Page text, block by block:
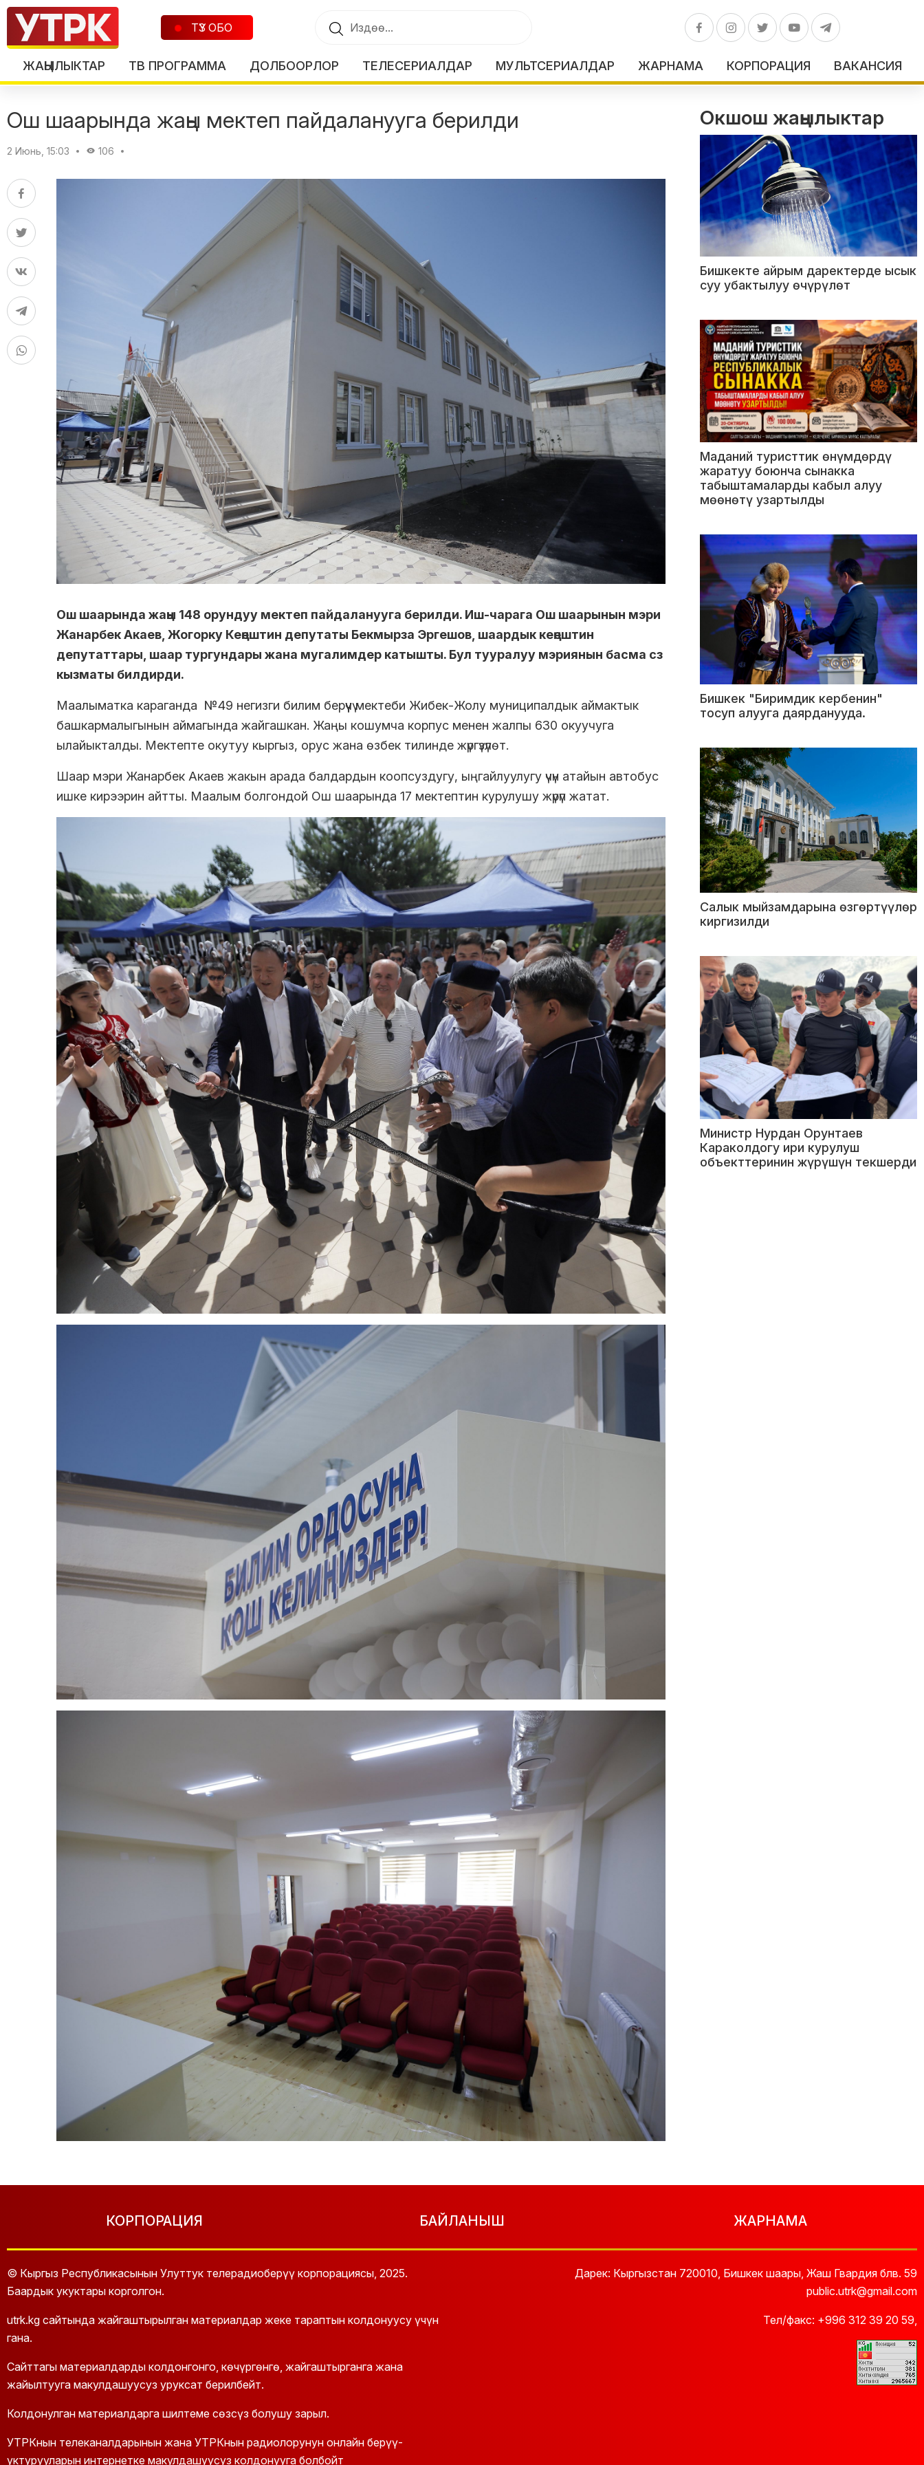
ТҮЗ ОБО
ЖАҢЫЛЫКТАР ТВ ПРОГРАММА ДОЛБООРЛОР ТЕЛЕСЕРИАЛДАР МУЛЬТСЕРИАЛДАР ЖАРНАМА КОРПОРАЦИЯ ВАКАНСИЯ
Ош шаарында жаңы мектеп пайдаланууга берилди
2 Июнь, 15:03 106
Ош шаарында жаңы 148 орундуу мектеп пайдаланууга берилди. Иш-чарага Ош шаарынын мэри
Жанарбек Акаев, Жогорку Кеңештин депутаты Бекмырза Эргешов, шаардык кеңештин
депутаттары, шаар тургундары жана мугалимдер катышты. Бул тууралуу мэриянын басма сз
кызматы билдирди.
Маалыматка караганда №49 негизги билим берүүчү мектеби Жибек-Жолу муниципалдык аймактык
башкармалыгынын аймагында жайгашкан. Жаңы кошумча корпус менен жалпы 630 окуучуга
ылайыкталды. Мектепте окутуу кыргыз, орус жана өзбек тилинде жүргүзүлөт.
Шаар мэри Жанарбек Акаев жакын арада балдардын коопсуздугу, ыңгайлуулугу үчүн атайын автобус
ишке кирээрин айтты. Маалым болгондой Ош шаарында 17 мектептин курулушу жүрүп жатат.
Окшош жаңылыктар
Бишкекте айрым даректерде ысык
суу убактылуу өчүрүлөт
Маданий туристтик өнүмдөрдү
жаратуу боюнча сынакка
табыштамаларды кабыл алуу
мөөнөтү узартылды
Бишкек "Биримдик кербенин"
тосуп алууга даярданууда.
Салык мыйзамдарына өзгөртүүлөр
киргизилди
Министр Нурдан Орунтаев
Караколдогу ири курулуш
объекттеринин жүрүшүн текшерди
КОРПОРАЦИЯ БАЙЛАНЫШ ЖАРНАМА
© Кыргыз Республикасынын Улуттук телерадиоберүү корпорациясы, 2025.
Баардык укуктары корголгон.
utrk.kg сайтында жайгаштырылган материалдар жеке тараптын колдонуусу үчүн
гана.
Сайттагы материалдарды колдонгонго, көчүргөнгө, жайгаштырганга жана
жайылтууга макулдашуусуз уруксат берилбейт.
Колдонулган материалдарга шилтеме сөзсүз болушу зарыл.
УТРКнын телеканалдарынын жана УТРКнын радиолорунун онлайн берүү-
уктурууларын интернетке макулдашуусуз колдонууга болбойт
Дарек: Кыргызстан 720010, Бишкек шаары, Жаш Гвардия блв. 59
public.utrk@gmail.com
Тел/факс: +996 312 39 20 59